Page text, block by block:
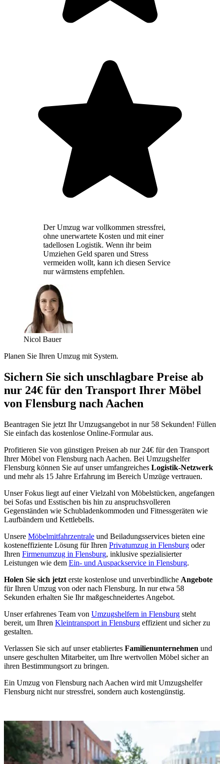
Der Umzug war vollkommen stressfrei,
ohne unerwartete Kosten und mit einer
tadellosen Logistik. Wenn ihr beim
Umziehen Geld sparen und Stress
vermeiden wollt, kann ich diesen Service
nur wärmstens empfehlen.
Nicol Bauer
Planen Sie Ihren Umzug mit System.
Sichern Sie sich unschlagbare Preise ab
nur 24€ für den Transport Ihrer Möbel
von Flensburg nach Aachen
Beantragen Sie jetzt Ihr Umzugsangebot in nur 58 Sekunden! Füllen
Sie einfach das kostenlose Online-Formular aus.
Profitieren Sie von günstigen Preisen ab nur 24€ für den Transport
Ihrer Möbel von Flensburg nach Aachen. Bei Umzugshelfer
Flensburg können Sie auf unser umfangreiches Logistik-Netzwerk
und mehr als 15 Jahre Erfahrung im Bereich Umzüge vertrauen.
Unser Fokus liegt auf einer Vielzahl von Möbelstücken, angefangen
bei Sofas und Esstischen bis hin zu anspruchsvolleren
Gegenständen wie Schubladenkommoden und Fitnessgeräten wie
Laufbändern und Kettlebells.
Unsere Möbelmitfahrzentrale und Beiladungsservices bieten eine
kosteneffiziente Lösung für Ihren Privatumzug in Flensburg oder
Ihren Firmenumzug in Flensburg, inklusive spezialisierter
Leistungen wie dem Ein- und Auspackservice in Flensburg.
Holen Sie sich jetzt erste kostenlose und unverbindliche Angebote
für Ihren Umzug von oder nach Flensburg. In nur etwa 58
Sekunden erhalten Sie Ihr maßgeschneidertes Angebot.
Unser erfahrenes Team von Umzugshelfern in Flensburg steht
bereit, um Ihren Kleintransport in Flensburg effizient und sicher zu
gestalten.
Verlassen Sie sich auf unser etabliertes Familienunternehmen und
unsere geschulten Mitarbeiter, um Ihre wertvollen Möbel sicher an
ihren Bestimmungsort zu bringen.
Ein Umzug von Flensburg nach Aachen wird mit Umzugshelfer
Flensburg nicht nur stressfrei, sondern auch kostengünstig.